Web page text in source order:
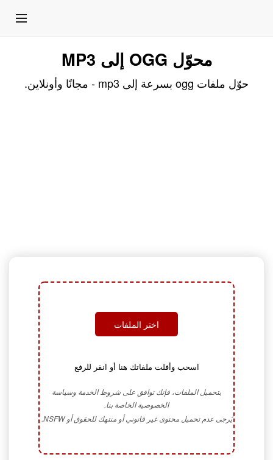
محوّل OGG إلى MP3
حوّل ملفات ogg بسرعة إلى mp3 - مجانًا وأونلاين.
اختر الملفات
اسحب وأفلت ملفاتك هنا أو انقر للرفع
بتحميل الملفات، فإنك توافق على شروط الخدمة وسياسة
الخصوصية الخاصة بنا.
يُرجى عدم تحميل محتوى غير قانوني أو منتهك للحقوق أو NSFW.